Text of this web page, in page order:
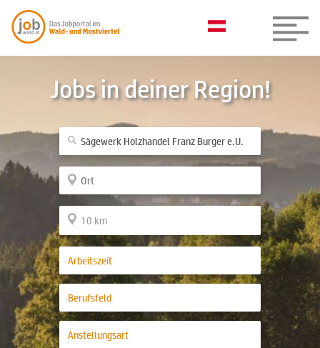
Jobs in deiner Region!